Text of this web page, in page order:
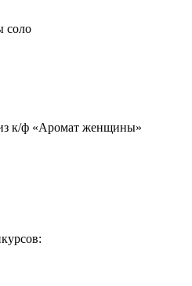
соло
к/ф «Аромат женщины»